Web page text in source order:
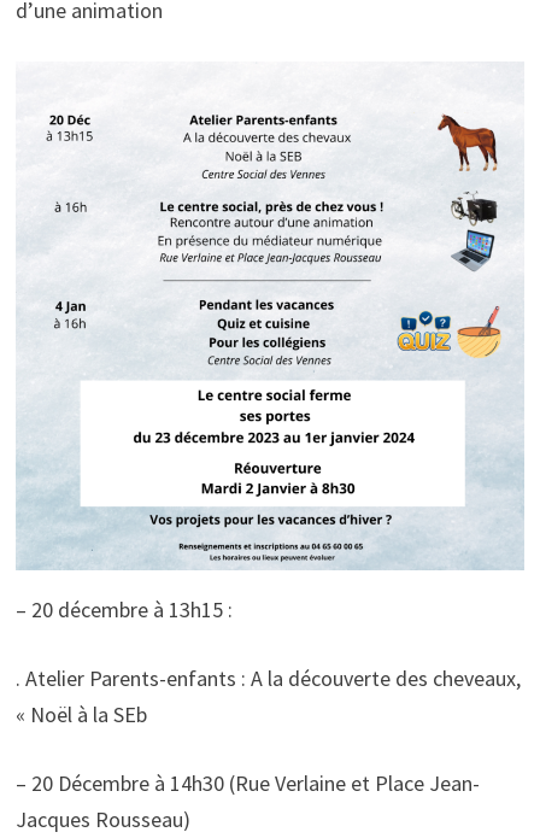
d’une animation
– 20 décembre à 13h15 :
. Atelier Parents-enfants : A la découverte des cheveaux,
« Noël à la SEb
– 20 Décembre à 14h30 (Rue Verlaine et Place Jean-
Jacques Rousseau)